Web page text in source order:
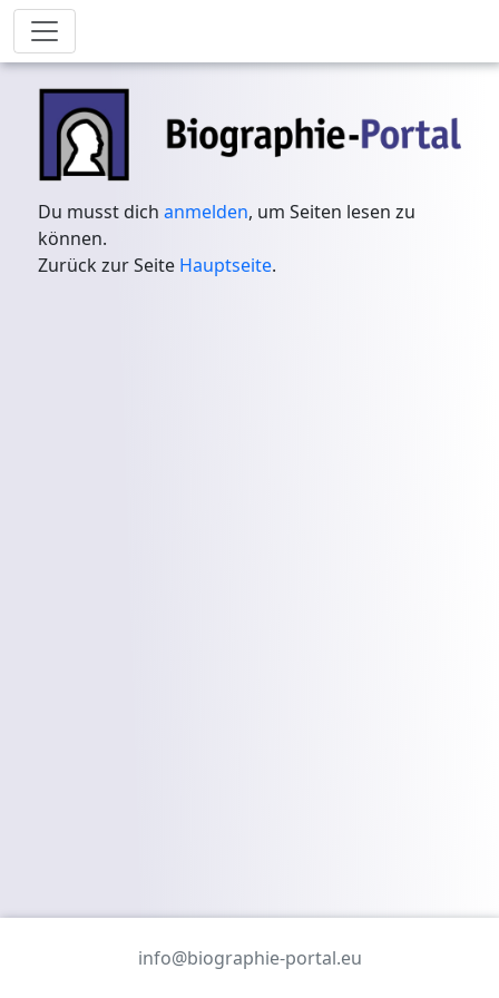
Du musst dichanmelden, um Seiten lesen zu
können.
Zurück zur Seite Hauptseite.
info@biographie-portal.eu